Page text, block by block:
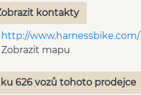
kontakty
http://www.harnessbike.com/
Zobrazit mapu
626 vozů tohoto prodejce